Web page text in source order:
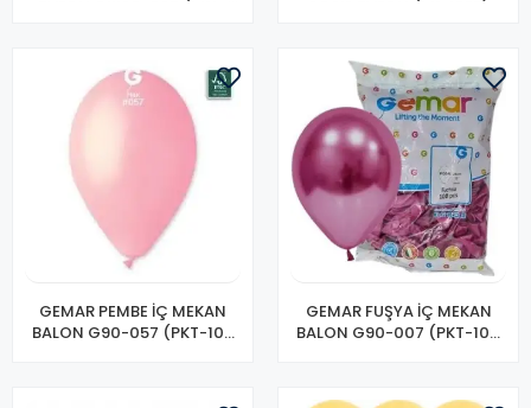
GEMAR PEMBE İÇ MEKAN
BALON G90-057 (PKT-100
GEMAR FUŞYA İÇ MEKAN
BALON G90-007 (PKT-100